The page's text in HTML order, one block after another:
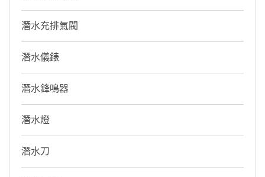
潛水充排氣閥
潛水儀錶
潛水鋒鳴器
潛水燈
潛水刀